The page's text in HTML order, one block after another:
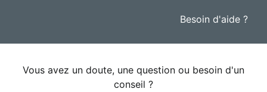
Besoin d'aide ?
Vous avez un doute, une question ou besoin d'un
conseil ?